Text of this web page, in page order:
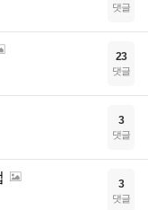
댓글
23
댓글
3
댓글
3
댓글